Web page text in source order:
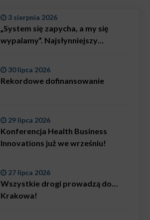
3 sierpnia 2026
„System się zapycha, a my się
wypalamy”. Najsłynniejszy
problemem są nie tylko choroby
30 lipca 2026
Rekordowe dofinansowanie
29 lipca 2026
Konferencja Health Business
Innovations już we wrześniu!
27 lipca 2026
Wszystkie drogi prowadzą do…
Krakowa!